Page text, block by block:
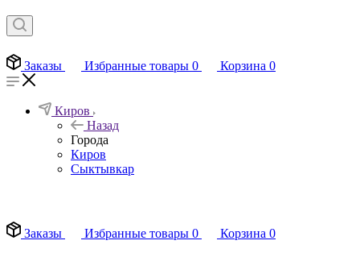
Заказы Избранные товары 0 Корзина 0
Киров
Назад
Города
Киров
Сыктывкар
Заказы
Избранные товары 0 Корзина 0